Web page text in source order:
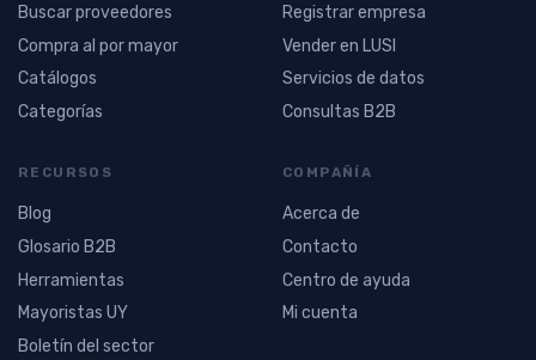
Buscar proveedores
Compra al por mayor
Catálogos
Categorías
Registrar empresa
Vender en LUSI
Servicios de datos
Consultas B2B
RECURSOS
Blog
Glosario B2B
Herramientas
Mayoristas UY
Boletín del sector
COMPAÑÍA
Acerca de
Contacto
Centro de ayuda
Mi cuenta